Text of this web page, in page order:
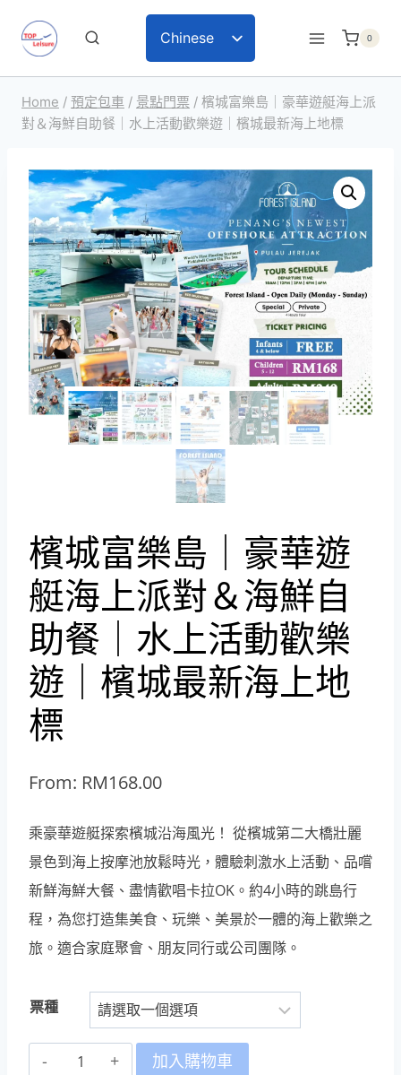
Chinese
English
0
Home / 預定包車 / 景點門票 / 檳城富樂島｜豪華遊艇海上派
對＆海鮮自助餐｜水上活動歡樂遊｜檳城最新海上地標
檳城富樂島｜豪華遊
艇海上派對＆海鮮自
助餐｜水上活動歡樂
遊｜檳城最新海上地
標
From: RM168.00
乘豪華遊艇探索檳城沿海風光！ 從檳城第二大橋壯麗
景色到海上按摩池放鬆時光，體驗刺激水上活動、品嚐
新鮮海鮮大餐、盡情歡唱卡拉OK。約4小時的跳島行
程，為您打造集美食、玩樂、美景於一體的海上歡樂之
旅。適合家庭聚會、朋友同行或公司團隊。
票種
加入購物車